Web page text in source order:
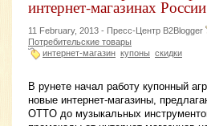
интернет-магазинах России
11 February, 2013 - Пресс-Центр B2Blogger
Потребительские товары
интернет-магазин купоны скидки
В рунете начал работу купонный
новые интернет-магазины,
OTTO до музыкальных